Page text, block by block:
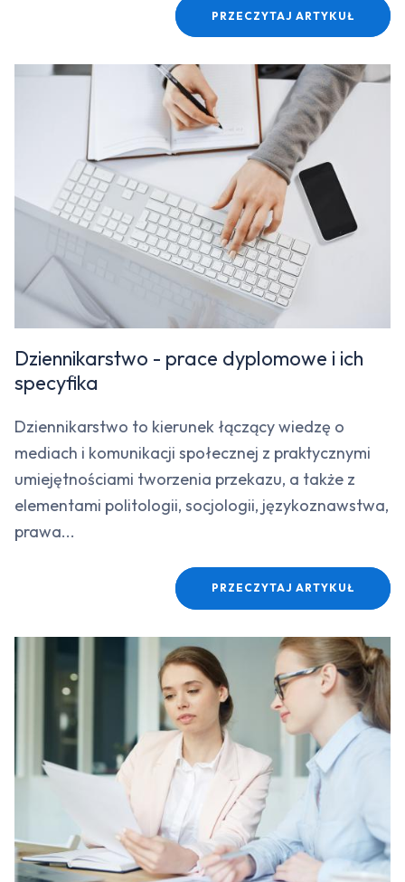
PRZECZYTAJ ARTYKUŁ
Dziennikarstwo - prace dyplomowe i ich
specyfika
Dziennikarstwo to kierunek łączący wiedzę o
mediach i komunikacji społecznej z praktycznymi
umiejętnościami tworzenia przekazu, a także z
elementami politologii, socjologii, językoznawstwa,
prawa...
PRZECZYTAJ ARTYKUŁ